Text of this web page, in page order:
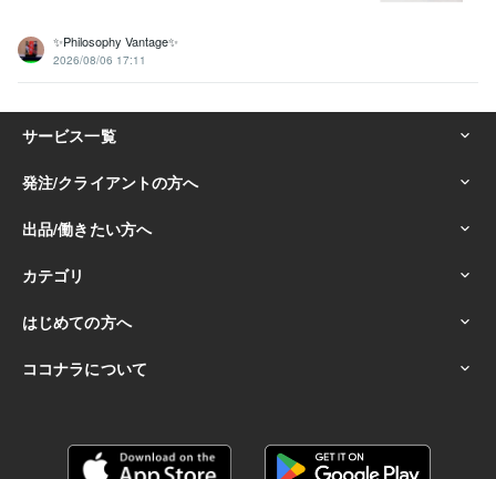
✨Philosophy Vantage✨
2026/08/06 17:11